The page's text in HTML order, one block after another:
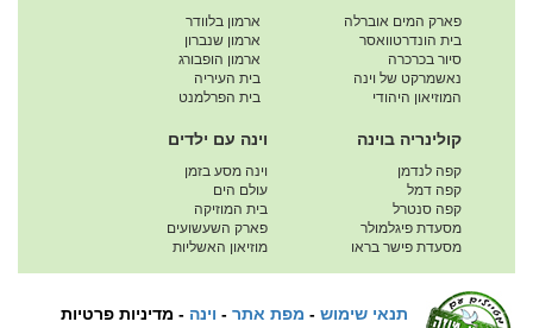
פארק המים אוברלה
בית הונדרטוואסר
סיור בכרכרה
נאשמרקט של וינה
המוזיאון היהודי
ארמון בלוודר
ארמון שנברון
ארמון הופבורג
בית העיריה
בית הפרלמנט
קולינריה בוינה
קפה לנדמן
קפה דמל
קפה סנטרל
מסעדת פיגלמולר
מסעדת פישר בראו
וינה עם ילדים
וינה מסע בזמן
עולם הים
בית המוזיקה
פארק השעשועים
מוזיאון האשליות
תנאי שימוש - מפת אתר - וינה - מדיניות פרטיות